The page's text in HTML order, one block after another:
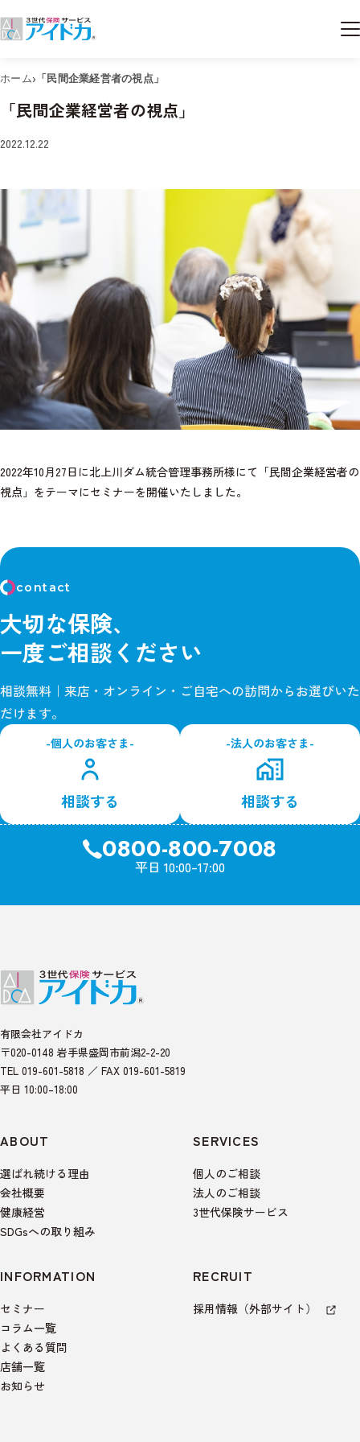
ホーム› 「民間企業経営者の視点」
「民間企業経営者の視点」
2022.12.22
2022年10月27日に北上川ダム統合管理事務所様にて「民間企業経営者の
視点」をテーマにセミナーを開催いたしました。
contact
大切な保険、
一度ご相談ください
相談無料｜来店・オンライン・ご自宅への訪問からお選びいた
だけます。
-個人のお客さま-
相談する
-法人のお客さま-
相談する
0800-800-7008
平日 10:00–17:00
有限会社アイドカ
〒020-0148 岩手県盛岡市前潟2-2-20
TEL 019-601-5818 ／ FAX 019-601-5819
平日 10:00–18:00
ABOUT
選ばれ続ける理由
会社概要
健康経営
SDGsへの取り組み
SERVICES
個人のご相談
法人のご相談
3世代保険サービス
INFORMATION
セミナー
コラム一覧
よくある質問
店舗一覧
お知らせ
RECRUIT
採用情報（外部サイト）